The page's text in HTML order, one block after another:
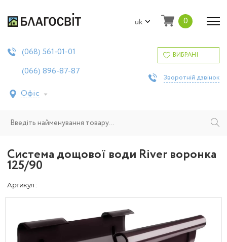
uk 0
(068) 561-01-01
(066) 896-87-87
Офіс
ВИБРАНІ
Зворотній дзвінок
Система дощової води River воронка
125/90
Артикул :